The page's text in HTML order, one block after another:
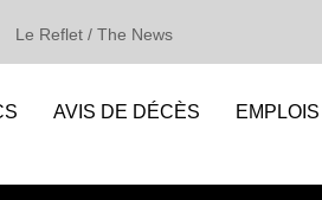
Le Reflet / The News
AVIS DE DÉCÈS EMPLOIS